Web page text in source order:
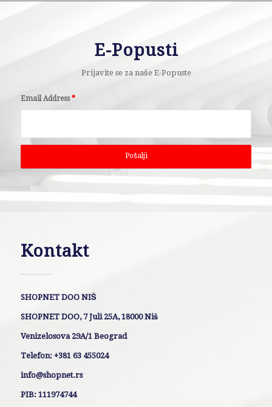
E-Popusti
Prijavite se za naše E-Popuste
Email Address*
Kontakt
SHOPNET DOO NIŠ
SHOPNET DOO, 7 Juli 25A, 18000 Niš
Venizelosova 29A/1 Beograd
Telefon: +381 63 455024
info@shopnet.rs
PIB: 111974744